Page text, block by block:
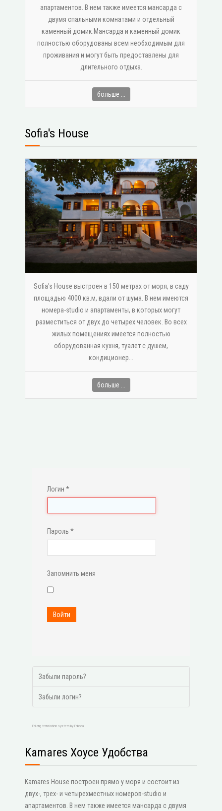
апартаментов. В нем также имеется мансарда с
двумя спальными комнатами и отдельный
каменный домик.Мансарда и каменный домик
полностью оборудованы всем необходимым для
проживания и могут быть предоставлены для
длительного отдыха.
больше ...
Sofia's House
Sofia's House выстроен в 150 метрах от моря, в саду
площадью 4000 кв.м, вдали от шума. В нем имеются
номера-studio и апартаменты, в которых могут
разместиться от двух до четырех человек. Во всех
жилых помещениях имеется полностью
оборудованная кухня, туалет с душем,
κондиционер...
больше ...
Логин *
Пароль *
Запомнить меня
Войти
Забыли пароль?
Забыли логин?
FaLang translation system by Faboba
Kamares Хоусе Удобства
Kamares House построен прямо у моря и состоит из
двух-, трех- и четырехместных номеров-studio и
апартаментов. В нем также имеется мансарда с двумя